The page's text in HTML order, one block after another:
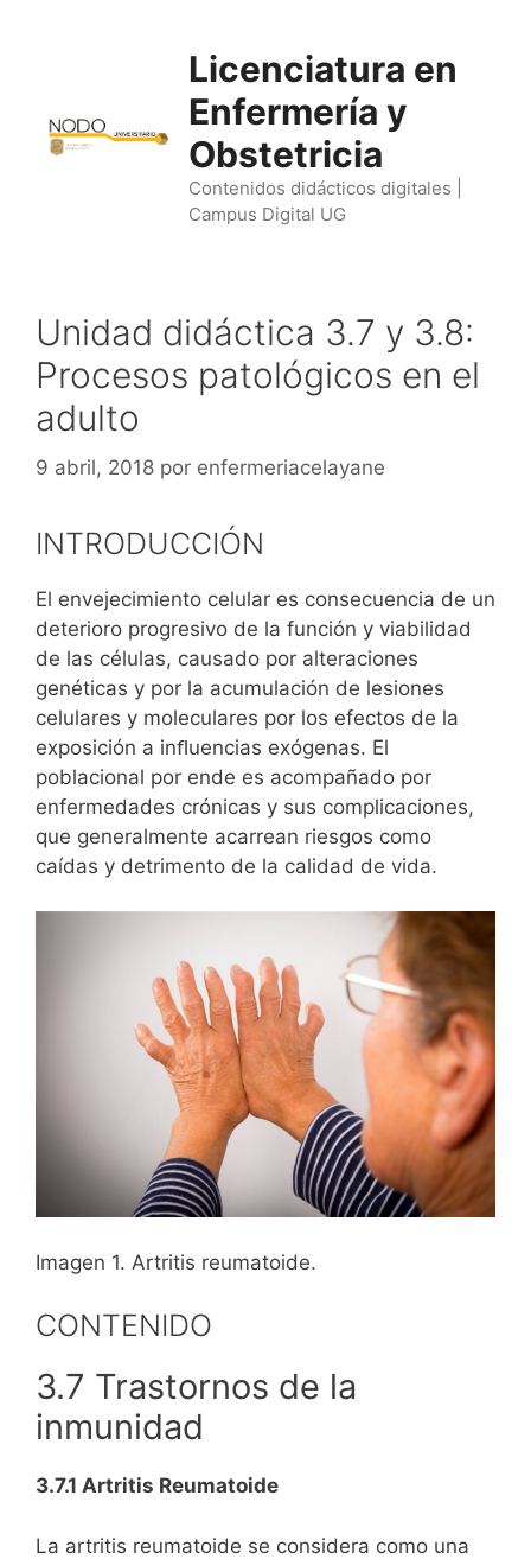
Licenciatura en
Enfermería y
Obstetricia
Contenidos didácticos digitales |
Campus Digital UG
Unidad didáctica 3.7 y 3.8:
Procesos patológicos en el
adulto
9 abril, 2018 por enfermeriacelayane
INTRODUCCIÓN
El envejecimiento celular es consecuencia de un
deterioro progresivo de la función y viabilidad
de las células, causado por alteraciones
genéticas y por la acumulación de lesiones
celulares y moleculares por los efectos de la
exposición a inﬂuencias exógenas. El
poblacional por ende es acompañado por
enfermedades crónicas y sus complicaciones,
que generalmente acarrean riesgos como
caídas y detrimento de la calidad de vida.
Imagen 1. Artritis reumatoide.
CONTENIDO
3.7 Trastornos de la
inmunidad
3.7.1 Artritis Reumatoide
La artritis reumatoide se considera como una